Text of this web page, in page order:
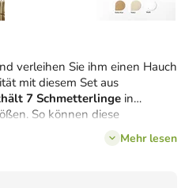
verleihen Sie ihm einen Hauch
mit diesem Set aus
7 Schmetterlinge in
So können diese
Geschmack an der Wand
Mehr lesen